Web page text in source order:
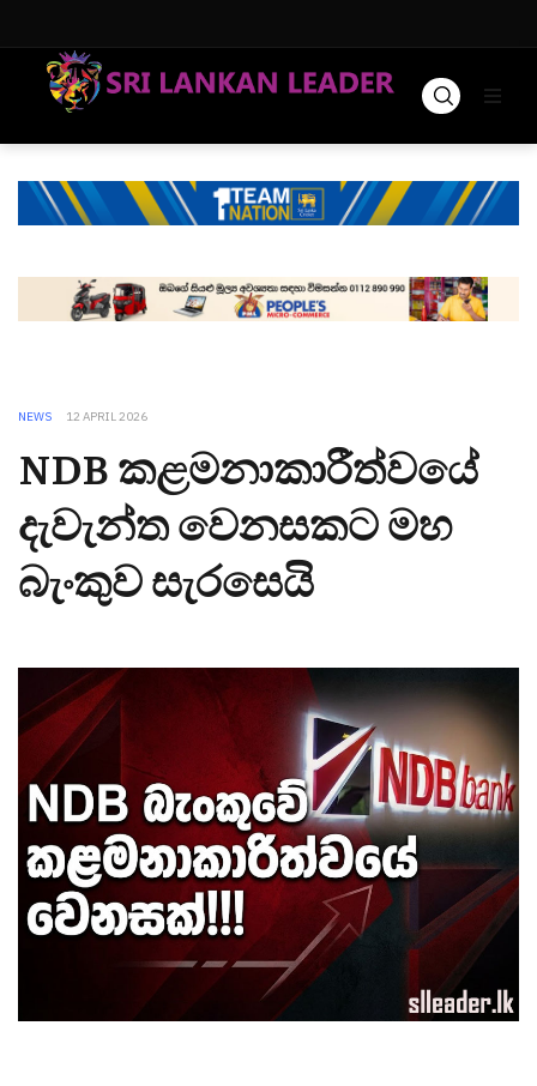
NEWS 12 APRIL 2026
NDB කළමනාකාරීත්වයේ
දැවැන්ත වෙනසකට මහ
බැංකුව සැරසෙයි